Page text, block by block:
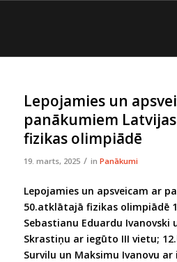
Lepojamies un
panākumiem
fizikas olimpiādē
19. marts, 2025 / in Panākumi
Lepojamies un apsveicam ar
50.atklātajā fizikas olimpiādē
Sebastianu Eduardu Ivanovski
Skrastiņu ar iegūto III vietu;
Survilu un Maksimu Ivanovu